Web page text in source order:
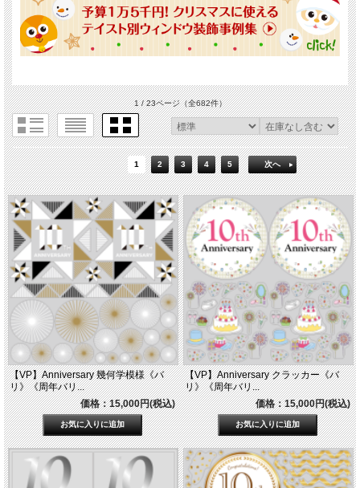
1 / 23ページ（全682件）
1 2 3 4 5 次へ
【VP】Anniversary 幾何学模様《バ
リ》《周年バリ...
価格：15,000円(税込)
【VP】Anniversary クラッカー《バ
リ》《周年バリ...
価格：15,000円(税込)